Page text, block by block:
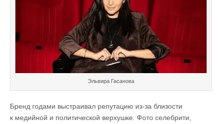
Эльвира Гасанова
Бренд годами выстраивал репутацию из-за близости
к медийной и политической верхушке. Фото селебрити,